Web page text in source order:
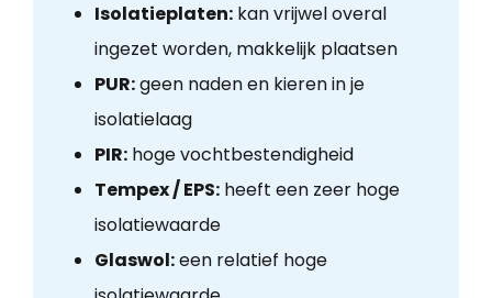
Isolatieplaten:kan vrijwel overal
ingezet worden, makkelijk plaatsen
PUR:geen naden en kieren in je
isolatielaag
PIR:hoge vochtbestendigheid
Tempex / EPS:heeft een zeer hoge
isolatiewaarde
Glaswol:een relatief hoge